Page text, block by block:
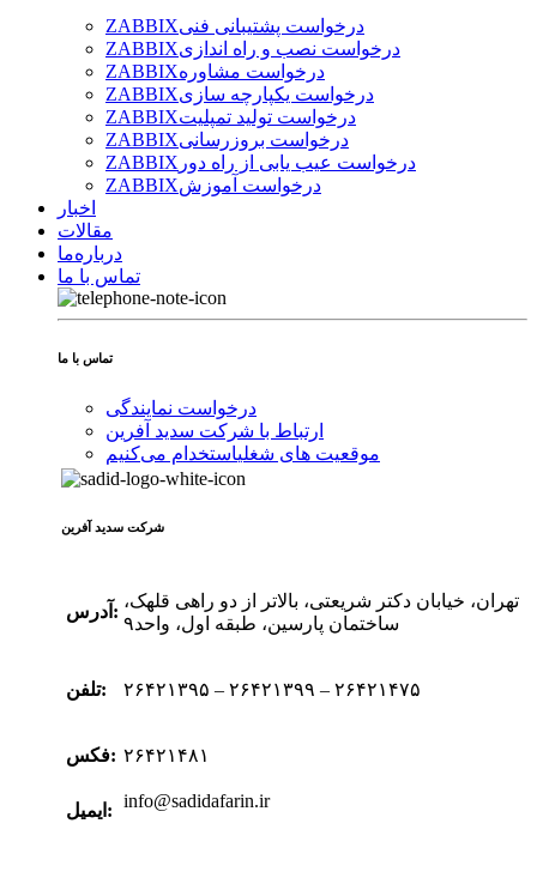
ZABBIXدرخواست پشتیبانی فنی
ZABBIXدرخواست نصب و راه اندازی
ZABBIXدرخواست مشاوره
ZABBIXدرخواست یکپارچه سازی
ZABBIXدرخواست تولید تمپلیت
ZABBIXدرخواست بروزرسانی
ZABBIX درخواست عیب یابی از راه دور
ZABBIXدرخواست آموزش
اخبار
مقالات
درباره‌ما
تماس با ما
تماس با ما
درخواست نمایندگی
ارتباط با شرکت سدید آفرین
موقعیت های شغلیاستخدام ‌می‌کنیم
شرکت سدید‌ آفرین
آدرس:
تهران، خیابان دکتر شریعتی، بالاتر از دو راهی قلهک،
ساختمان پارسین، طبقه اول، واحد۹
تلفن: ۲۶۴۲۱۳۹۵ – ۲۶۴۲۱۳۹۹ – ۲۶۴۲۱۴۷۵
فکس: ۲۶۴۲۱۴۸۱
ایمیل: info@sadidafarin.ir